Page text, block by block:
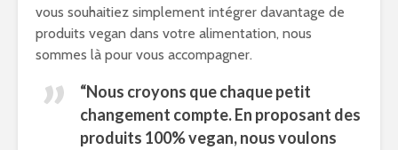
vous souhaitiez simplement intégrer davantage de
produits vegan dans votre alimentation, nous
sommes là pour vous accompagner.
“Nous croyons que chaque petit
changement compte. En proposant des
produits 100% vegan, nous voulons